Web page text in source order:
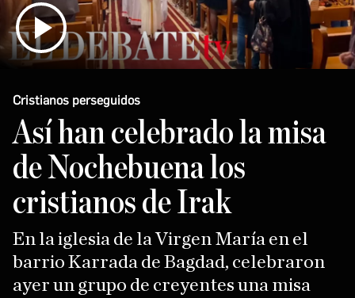
Cristianos perseguidos
Así han celebrado la misa
de Nochebuena los
cristianos de Irak
En la iglesia de la Virgen María en el
barrio Karrada de Bagdad, celebraron
ayer un grupo de creyentes una misa